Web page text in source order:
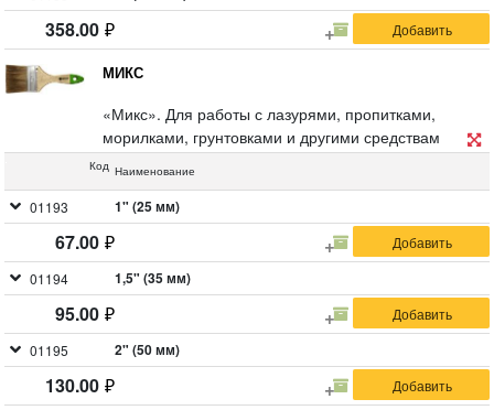
358.00
МИКС
«Микс». Для работы с лазурями, пропитками,
морилками, грунтовками и другими средствам
защиты дерева. Материал: смешанная щетина (30%
ручка.
Код Наименование
01193 1" (25 мм)
67.00
01194 1,5" (35 мм)
95.00
01195 2" (50 мм)
130.00